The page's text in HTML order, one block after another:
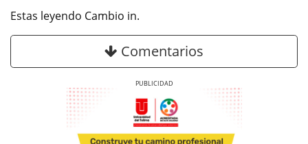
Estas leyendo Cambio in.
Comentarios